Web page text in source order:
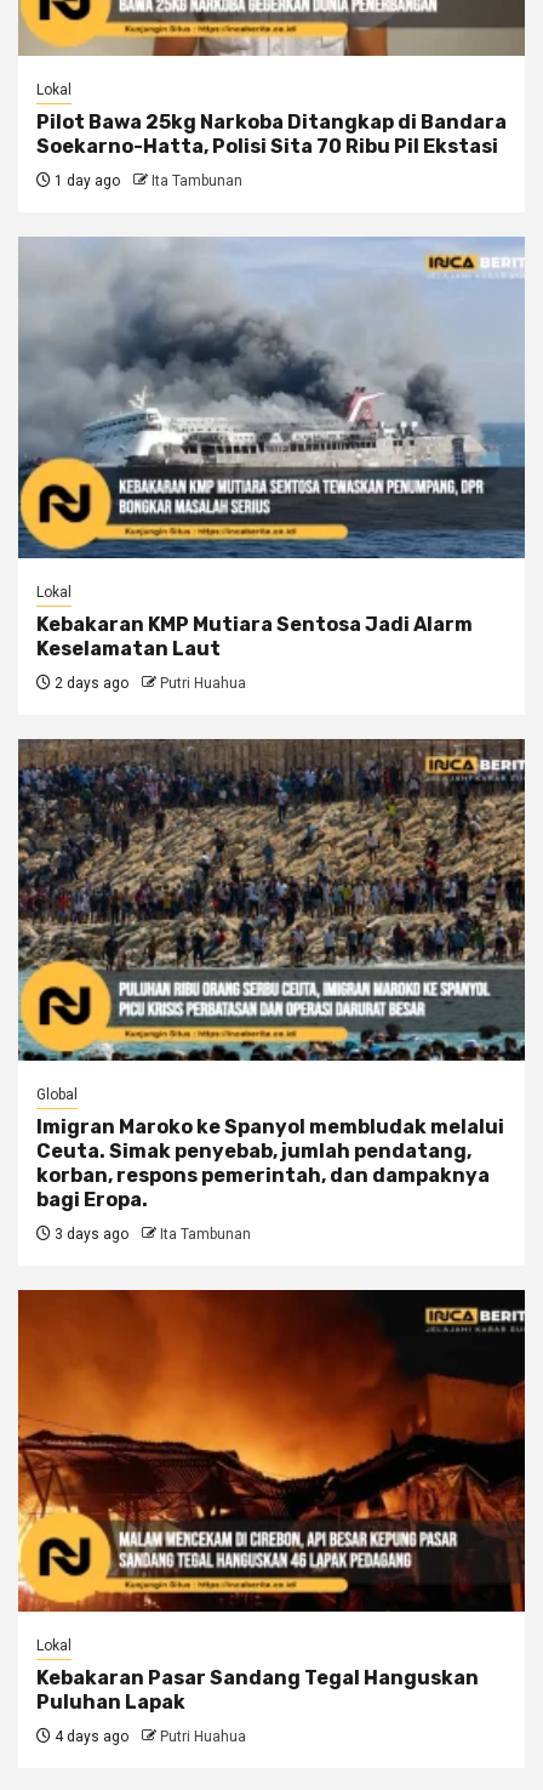
Lokal
Pilot Bawa 25kg Narkoba Ditangkap di Bandara
Soekarno-Hatta, Polisi Sita 70 Ribu Pil Ekstasi
1 day ago Ita Tambunan
Lokal
Kebakaran KMP Mutiara Sentosa Jadi Alarm
Keselamatan Laut
2 days ago Putri Huahua
Global
Imigran Maroko ke Spanyol membludak melalui
Ceuta. Simak penyebab, jumlah pendatang,
korban, respons pemerintah, dan dampaknya
bagi Eropa.
3 days ago Ita Tambunan
Lokal
Kebakaran Pasar Sandang Tegal Hanguskan
Puluhan Lapak
4 days ago Putri Huahua